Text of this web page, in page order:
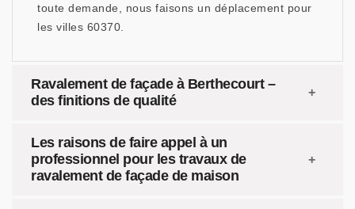
toute demande, nous faisons un déplacement pour
les villes 60370.
Ravalement de façade à Berthecourt –
des finitions de qualité
Les raisons de faire appel à un
professionnel pour les travaux de
ravalement de façade de maison